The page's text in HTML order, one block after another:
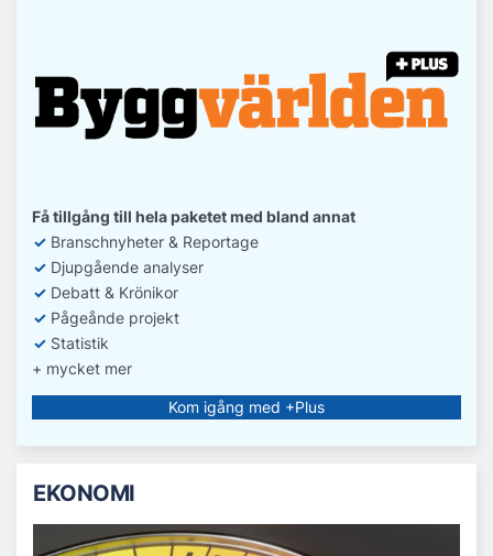
Få tillgång till hela paketet med bland annat
✓ Branschnyheter & Reportage
✓ Djupgående analyser
✓ Debatt & Krönikor
✓ Pågeånde projekt
✓ Statistik
+ mycket mer
Kom igång med +Plus
EKONOMI